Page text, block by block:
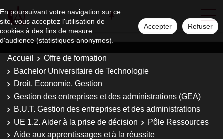
En poursuivant votre navigation sur ce
site, vous acceptez l'utilisation de
cookies à des fins de mesure
d'audience (statistiques anonymes).
Accepter Refuser
Accueil
Offre de formation
Bachelor Universitaire de Technologie
Droit, Economie, Gestion
Gestion des entreprises et des administrations (GEA)
B.U.T. Gestion des entreprises et des administrations
UE 1.2. Aider à la prise de décision
Pôle Ressources
Aide aux apprentissages et à la réussite